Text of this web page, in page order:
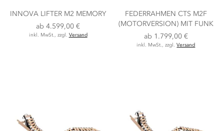
INNOVA LIFTER M2 MEMORY
ab4.599,00 €
inkl. MwSt., zzgl. Versand
FEDERRAHMEN CTS M2F
(MOTORVERSION) MIT FUNK
ab 1.799,00 €
inkl. MwSt., zzgl.Versand